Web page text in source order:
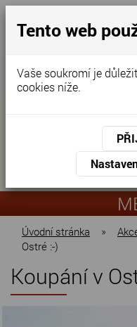
prohlídka
Úvodní stránka »
Ostré :-)
Koupání v
Tento web
Vaše soukromí je
cookies níže.